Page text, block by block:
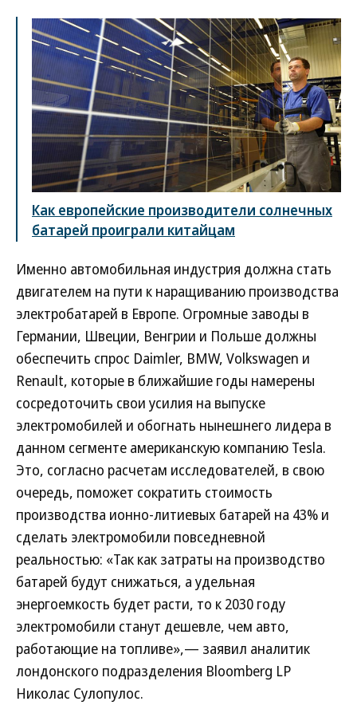
Как европейские производители солнечных
батарей проиграли китайцам
Именно автомобильная индустрия должна стать
двигателем на пути к наращиванию производства
электробатарей в Европе. Огромные заводы в
Германии, Швеции, Венгрии и Польше должны
обеспечить спрос Daimler, BMW, Volkswagen и
Renault, которые в ближайшие годы намерены
сосредоточить свои усилия на выпуске
электромобилей и обогнать нынешнего лидера в
данном сегменте американскую компанию Tesla.
Это, согласно расчетам исследователей, в свою
очередь, поможет сократить стоимость
производства ионно-литиевых батарей на 43% и
сделать электромобили повседневной
реальностью: «Так как затраты на производство
батарей будут снижаться, а удельная
энергоемкость будет расти, то к 2030 году
электромобили станут дешевле, чем авто,
работающие на топливе»,— заявил аналитик
лондонского подразделения Bloomberg LP
Николас Сулопулос.